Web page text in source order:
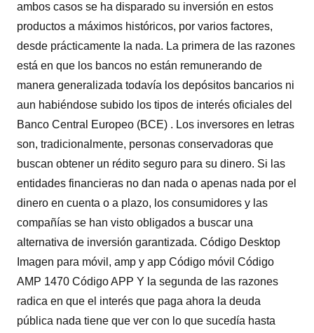
ambos casos se ha disparado su inversión en estos
productos a máximos históricos, por varios factores,
desde prácticamente la nada. La primera de las razones
está en que los bancos no están remunerando de
manera generalizada todavía los depósitos bancarios ni
aun habiéndose subido los tipos de interés oficiales del
Banco Central Europeo (BCE) . Los inversores en letras
son, tradicionalmente, personas conservadoras que
buscan obtener un rédito seguro para su dinero. Si las
entidades financieras no dan nada o apenas nada por el
dinero en cuenta o a plazo, los consumidores y las
compañías se han visto obligados a buscar una
alternativa de inversión garantizada. Código Desktop
Imagen para móvil, amp y app Código móvil Código
AMP 1470 Código APP Y la segunda de las razones
radica en que el interés que paga ahora la deuda
pública nada tiene que ver con lo que sucedía hasta